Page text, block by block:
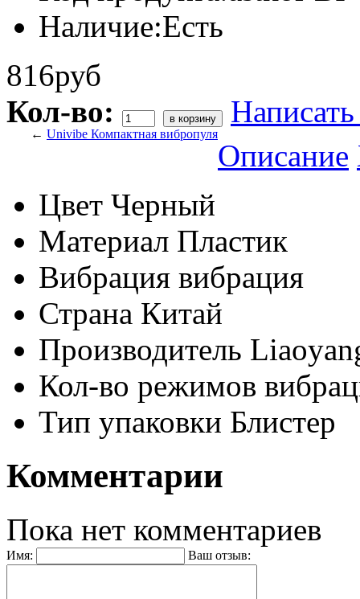
Наличие:Есть
816руб
Кол-во:
← Univibe Компактная вибропуля
Описание
Цвет Черный
Материал Пластик
Вибрация вибрация
Страна Китай
Производитель
Кол-во режимов
Тип упаковки Блистер
Комментарии
Пока нет комментариев
Имя: Ваш отзыв: